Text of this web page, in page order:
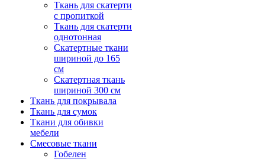
Ткань для скатерти
с пропиткой
Ткань для скатерти
однотонная
Скатертные ткани
шириной до 165
см
Скатертная ткань
шириной 300 см
Ткань для покрывала
Ткань для сумок
Ткани для обивки
мебели
Смесовые ткани
Гобелен